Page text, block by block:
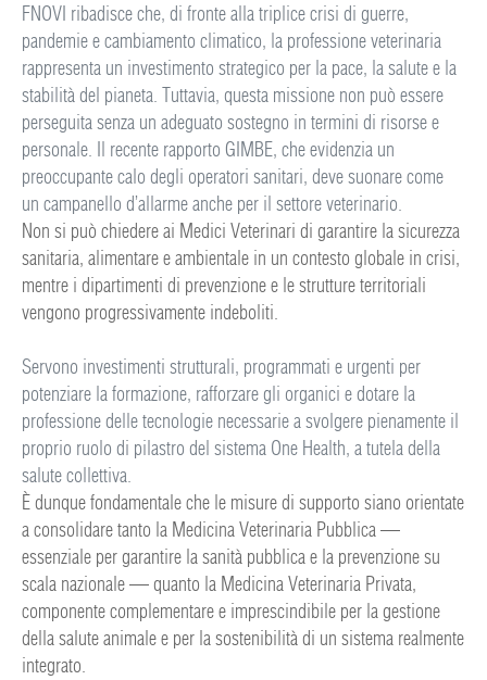
FNOVI ribadisce che, di fronte alla triplice crisi di guerre,
pandemie e cambiamento climatico, la professione veterinaria
rappresenta un investimento strategico per la pace, la salute e la
stabilità del pianeta. Tuttavia, questa missione non può essere
perseguita senza un adeguato sostegno in termini di risorse e
personale. Il recente rapporto GIMBE, che evidenzia un
preoccupante calo degli operatori sanitari, deve suonare come
un campanello d’allarme anche per il settore veterinario.
Non si può chiedere ai Medici Veterinari di garantire la sicurezza
sanitaria, alimentare e ambientale in un contesto globale in crisi,
mentre i dipartimenti di prevenzione e le strutture territoriali
vengono progressivamente indeboliti.
Servono investimenti strutturali, programmati e urgenti per
potenziare la formazione, rafforzare gli organici e dotare la
professione delle tecnologie necessarie a svolgere pienamente il
proprio ruolo di pilastro del sistema One Health, a tutela della
salute collettiva.
È dunque fondamentale che le misure di supporto siano orientate
a consolidare tanto la Medicina Veterinaria Pubblica —
essenziale per garantire la sanità pubblica e la prevenzione su
scala nazionale — quanto la Medicina Veterinaria Privata,
componente complementare e imprescindibile per la gestione
della salute animale e per la sostenibilità di un sistema realmente
integrato.